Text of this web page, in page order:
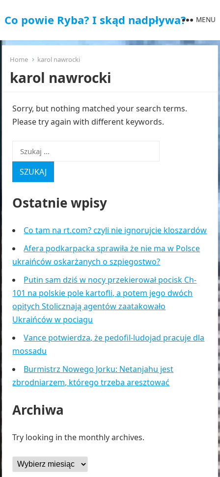
Co powie Ryba? I skąd nadpływa? MENU
Home karol nawrocki
karol nawrocki
Sorry, but nothing matched your search terms.
Please try again with different keywords.
Szukaj:
Ostatnie wpisy
Co tam na rt.com? czyli nie ignorujcie kloszardów
Afera podkarpacka sprawiła że nie ma w Polsce
ukraińców oskarżanych o szpiegostwo?
Putin sam dziś w nocy przekierował pocisk Ch-
101 na polskie pole kartofli, a potem jego dwóch
opitych Stolicznają agentów zaatakowało
Ukraińców w pociagu
Vance potwierdza, że pedofil-ludojad pracuje dla
mossadu
Burmistrz Nowego Jorku: Netanjahu jest
zbrodniarzem, którego trzeba aresztować
Archiwa
Try looking in the monthly archives.
Archiwa